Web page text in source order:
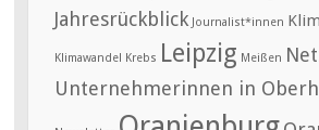
Jahresrückblick Journalist*innen
Klimawandel Krebs Leipzig Meißen
Unternehmerinnen in